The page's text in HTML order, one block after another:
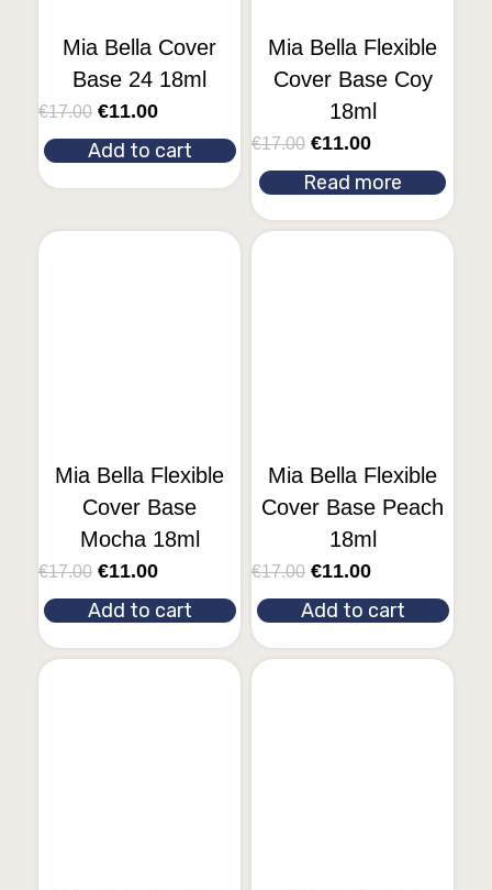
Mia Bella Cover
Base 24 18ml
€17.00 €11.00
Add to cart
Mia Bella Flexible
Cover Base Coy
18ml
€17.00 €11.00
Read more
Mia Bella Flexible
Cover Base
Mocha 18ml
€17.00 €11.00
Add to cart
Mia Bella Flexible
Cover Base Peach
18ml
€17.00 €11.00
Add to cart